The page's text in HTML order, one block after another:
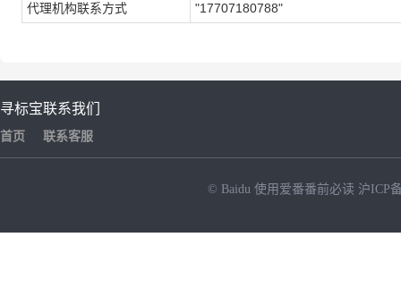
代理机构联系方式 "17707180788"
寻标宝
首页
联系我们
联系客服
© Baidu 使用爱番番前必读 沪ICP